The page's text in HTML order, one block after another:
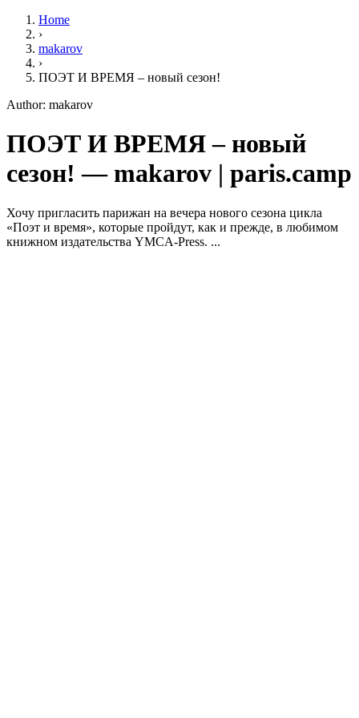
Home
›
makarov
›
ПОЭТ И ВРЕМЯ – новый сезон!
Author: makarov
ПОЭТ И ВРЕМЯ – новый
сезон! — makarov | paris.camp
Хочу пригласить парижан на вечера нового сезона цикла
«Поэт и время», которые пройдут, как и прежде, в любимом
книжном издательства YMCA-Press. ...